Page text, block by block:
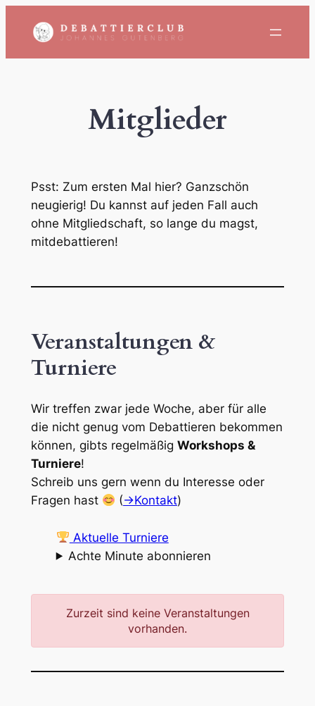
Inhalt
Mitglieder
Psst: Zum ersten Mal hier? Ganzschön
neugierig! Du kannst auf jeden Fall auch
ohne Mitgliedschaft, so lange du magst,
mitdebattieren!
Veranstaltungen &
Turniere
Wir treffen zwar jede Woche, aber für alle
die nicht genug vom Debattieren bekommen
können, gibts regelmäßig Workshops &
Turniere!
Schreib uns gern wenn du Interesse oder
Fragen hast
(→Kontakt)
Aktuelle Turniere
Achte Minute abonnieren
Zurzeit sind keine Veranstaltungen
vorhanden.